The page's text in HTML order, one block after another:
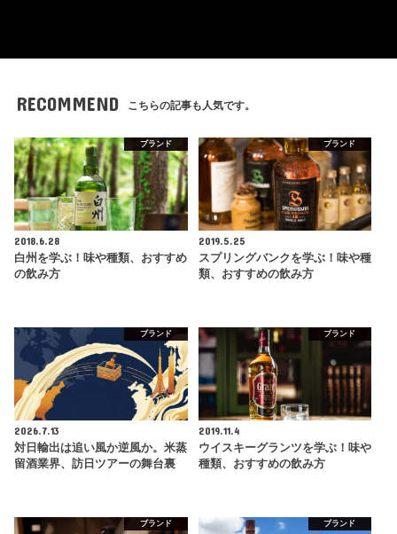
RECOMMEND こちらの記事も人気です。
ブランド
2018.6.28
白州を学ぶ！味や種類、おすすめ
の飲み方
ブランド
2019.5.25
スプリングバンクを学ぶ！味や種
類、おすすめの飲み方
ブランド
2026.7.13
対日輸出は追い風か逆風か。米蒸
留酒業界、訪日ツアーの舞台裏
ブランド
2019.11.4
ウイスキーグランツを学ぶ！味や
種類、おすすめの飲み方
ブランド ブランド